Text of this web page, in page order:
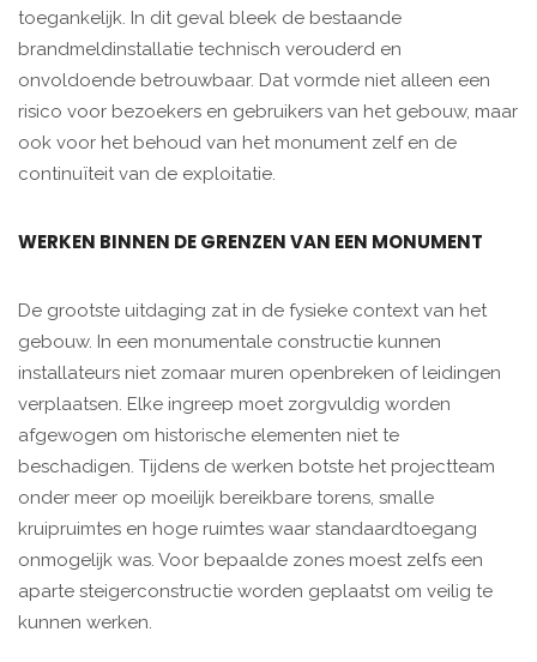
toegankelijk. In dit geval bleek de bestaande
brandmeldinstallatie technisch verouderd en
onvoldoende betrouwbaar. Dat vormde niet alleen een
risico voor bezoekers en gebruikers van het gebouw, maar
ook voor het behoud van het monument zelf en de
continuïteit van de exploitatie.
WERKEN BINNEN DE GRENZEN VAN EEN MONUMENT
De grootste uitdaging zat in de fysieke context van het
gebouw. In een monumentale constructie kunnen
installateurs niet zomaar muren openbreken of leidingen
verplaatsen. Elke ingreep moet zorgvuldig worden
afgewogen om historische elementen niet te
beschadigen. Tijdens de werken botste het projectteam
onder meer op moeilijk bereikbare torens, smalle
kruipruimtes en hoge ruimtes waar standaardtoegang
onmogelijk was. Voor bepaalde zones moest zelfs een
aparte steigerconstructie worden geplaatst om veilig te
kunnen werken.